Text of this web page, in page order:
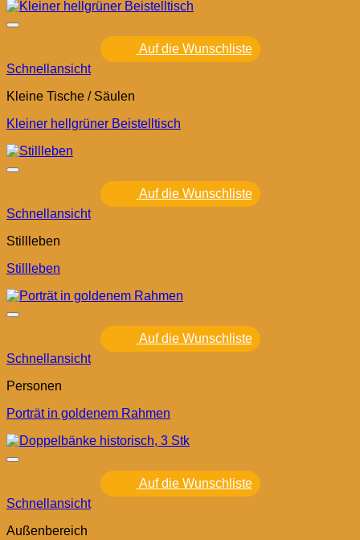
Auf die Wunschliste
Schnellansicht
Kleine Tische / Säulen
Kleiner hellgrüner Beistelltisch
Auf die Wunschliste
Schnellansicht
Stillleben
Stillleben
Auf die Wunschliste
Schnellansicht
Personen
Porträt in goldenem Rahmen
Auf die Wunschliste
Schnellansicht
Außenbereich